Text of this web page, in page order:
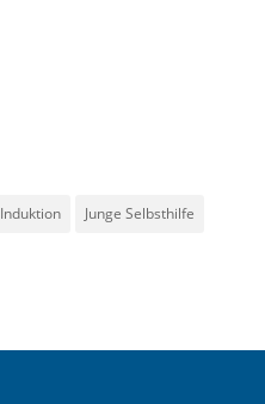
Induktion Junge Selbsthilfe